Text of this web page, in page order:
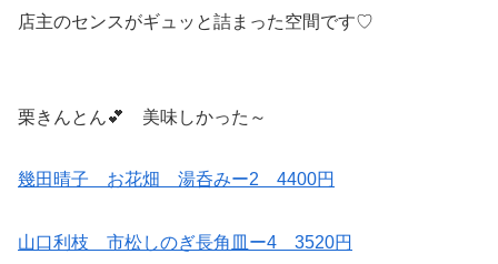
店主のセンスがギュッと詰まった空間です♡
栗きんとん💕 美味しかった～
幾田晴子 お花畑 湯呑みー2 4400円
山口利枝 市松しのぎ長角皿ー4 3520円